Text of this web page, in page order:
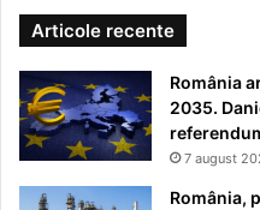
Articole recente
România
2035.
7 august
România,